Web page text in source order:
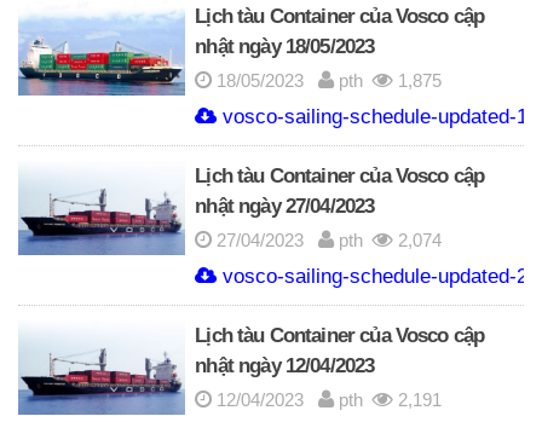
Lịch tàu Container của Vosco cập
nhật ngày 18/05/2023
18/05/2023 pth 1,875
vosco-sailing-schedule-updated-
Lịch tàu Container của Vosco cập
nhật ngày 27/04/2023
27/04/2023 pth 2,074
vosco-sailing-schedule-updated-
Lịch tàu Container của Vosco cập
nhật ngày 12/04/2023
12/04/2023 pth 2,191